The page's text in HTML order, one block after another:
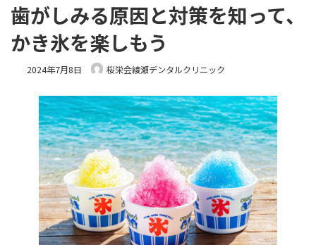
歯がしみる原因と対策を知って、
かき氷を楽しもう
2024年7月8日 桜栄会綾瀬デンタルクリニック